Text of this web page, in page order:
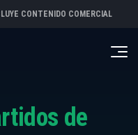
CONTENIDO COMERCIAL
de